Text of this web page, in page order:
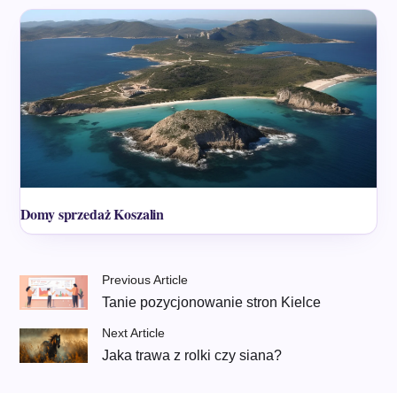
Domy sprzedaż Koszalin
Previous Article
Tanie pozycjonowanie stron Kielce
Next Article
Jaka trawa z rolki czy siana?